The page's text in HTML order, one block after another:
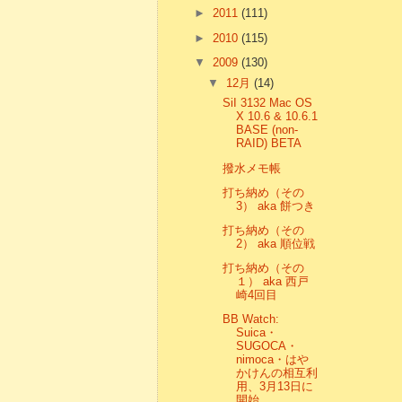
► 2011 (111)
► 2010 (115)
▼ 2009 (130)
▼ 12月(14)
SiI 3132 Mac OS
X 10.6 & 10.6.1
BASE (non-
RAID) BETA
撥水メモ帳
打ち納め（その
3） aka 餅つき
打ち納め（その
2） aka 順位戦
打ち納め（その
１） aka 西戸
崎4回目
BB Watch:
Suica・
SUGOCA・
nimoca・はや
かけんの相互利
用、3月13日に